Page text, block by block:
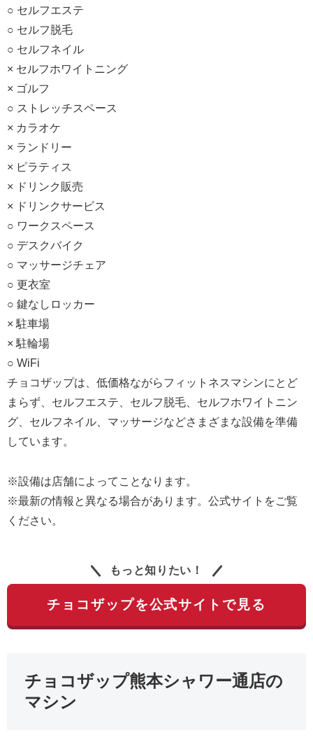
○ セルフエステ
○ セルフ脱毛
○ セルフネイル
× セルフホワイトニング
× ゴルフ
○ ストレッチスペース
× カラオケ
× ランドリー
× ピラティス
× ドリンク販売
× ドリンクサービス
○ ワークスペース
○ デスクバイク
○ マッサージチェア
○ 更衣室
○ 鍵なしロッカー
× 駐車場
× 駐輪場
○ WiFi
チョコザップは、低価格ながらフィットネスマシンにとど
まらず、セルフエステ、セルフ脱毛、セルフホワイトニン
グ、セルフネイル、マッサージなどさまざまな設備を準備
しています。
※設備は店舗によってことなります。
※最新の情報と異なる場合があります。公式サイトをご覧
ください。
もっと知りたい！
チョコザップを公式サイトで見る
チョコザップ熊本シャワー通店の
マシン